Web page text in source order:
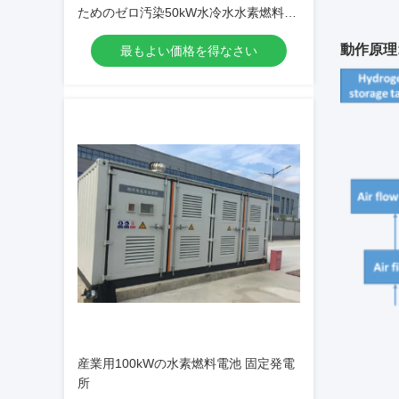
ためのゼロ汚染50kW水冷水水素燃料電
池発電システム
最もよい価格を得なさい
産業用100kWの水素燃料電池 固定発電
所
動作原